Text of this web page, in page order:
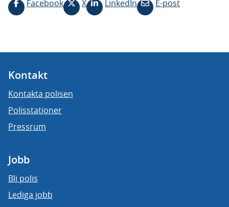
Facebook
X LinkedIn E-post
Kontakt
Kontakta polisen
Polisstationer
Pressrum
Jobb
Bli polis
Lediga jobb